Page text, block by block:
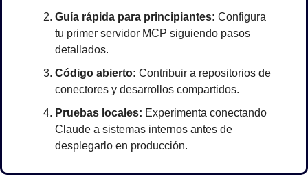
Guía rápida para principiantes: Configura
tu primer servidor MCP siguiendo pasos
detallados.
Código abierto: Contribuir a repositorios de
conectores y desarrollos compartidos.
Pruebas locales: Experimenta conectando
Claude a sistemas internos antes de
desplegarlo en producción.